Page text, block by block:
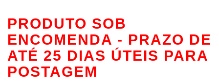
PRODUTO SOB
ENCOMENDA - PRAZO DE
ATÉ 25 DIAS ÚTEIS PARA
POSTAGEM